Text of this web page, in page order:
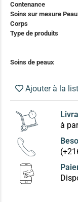
Contenance
Soins sur mesure
Corps
Type de produits
Soins de peaux
Ajouter à la
à